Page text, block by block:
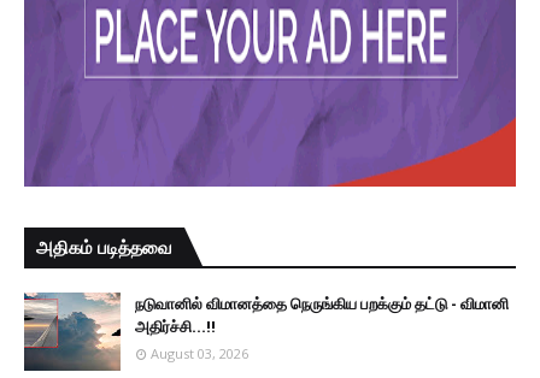
அதிகம் படித்தவை
நடுவானில் விமானத்தை நெருங்கிய பறக்கும் தட்டு - விமானி
அதிர்ச்சி...!!
August 03, 2026